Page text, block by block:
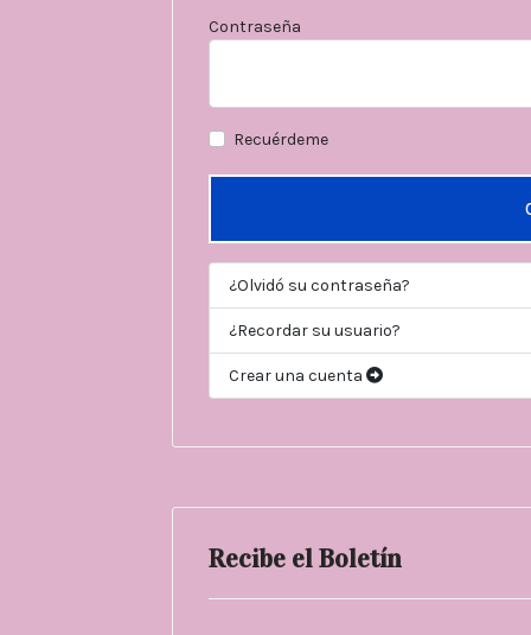
Contraseña
Recuérdeme
¿Olvidó su contraseña?
¿Recordar su usuario?
Crear una cuenta
Recibe el Boletín